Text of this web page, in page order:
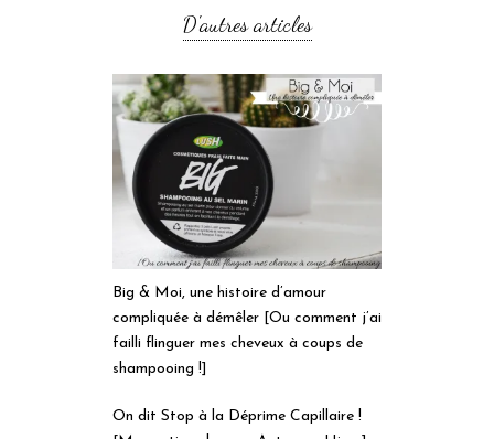
D'autres articles
Big & Moi, une histoire d’amour
compliquée à démêler [Ou comment j’ai
failli flinguer mes cheveux à coups de
shampooing !]
On dit Stop à la Déprime Capillaire !